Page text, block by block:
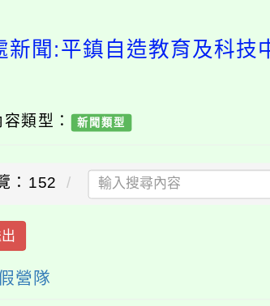
新聞:平鎮自造教育及科技
類型： 新聞類型
：152
營隊